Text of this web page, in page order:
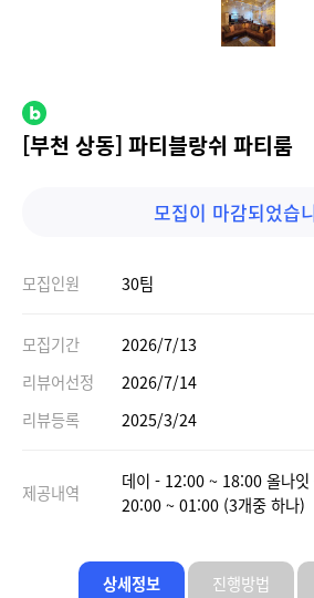
[부천 상동] 파티블랑쉬 파티룸
모집이 마감되었습
모집인원 30팀
모집기간
2026/7/13
리뷰어선정
2026/7/14
리뷰등록
2025/3/24
제공내역
데이 - 12:00 ~ 18:00 올나
20:00 ~ 01:00 (3개중 하나)
상세정보 진행방법